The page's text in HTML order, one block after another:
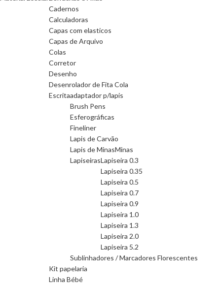
Cadernos
Calculadoras
Capas com elasticos
Capas de Arquivo
Colas
Corretor
Desenho
Desenrolador de Fita Cola
Escritaadaptador p/lapis
Brush Pens
Esferográficas
Fineliner
Lapis de Carvão
Lapis de MinasMinas
LapiseirasLapiseira 0.3
Lapiseira 0.35
Lapiseira 0.5
Lapiseira 0.7
Lapiseira 0.9
Lapiseira 1.0
Lapiseira 1.3
Lapiseira 2.0
Lapiseira 5.2
Sublinhadores / Marcadores Florescentes
Kit papelaria
Linha Bébé